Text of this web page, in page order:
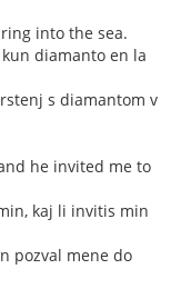
into the sea.
diamanto en la
s diamantom v
he invited me to
kaj li invitis min
pozval mene do